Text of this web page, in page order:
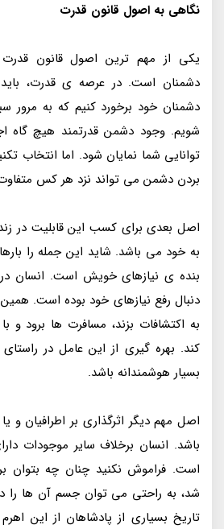
نگاهی به اصول قانون قدرت
یکی از مهم ترین اصول قانون
دشمنان است. در عرصه ی قدرت، باید
دشمنان خود برخورد کنیم که به مرور
شویم. وجود دشمن قدرتمند هیچ گاه
توانایی شما نمایان شود. اما انتخاب
بردن دشمن می تواند نزد هر کس
اصل بعدی برای کسب این قابلیت در
به خود می باشد. شاید این جمله را
بنده ی نیازهای خویش است. انسان
دنبال رفع نیازهای خود بوده است.
به اکتشافات بزند، مسافرت ها برود و
کند. بهره گیری از این عامل در
بسیار هوشمندانه باشد.
اصل مهم دیگر اثرگذاری بر اطرافیان و
باشد. انسان برخلاف سایر موجودات
است. فراموش نکنید چنان چه بتوان بر
شد، به راحتی می توان جسم آن ها را
تاریخ بسیاری از پادشاهان از این